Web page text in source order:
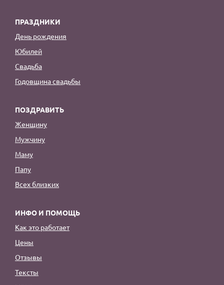
ПРАЗДНИКИ
День рождения
Юбилей
Свадьба
Годовщина свадьбы
ПОЗДРАВИТЬ
Женщину
Мужчину
Маму
Папу
Всех близких
ИНФО И ПОМОЩЬ
Как это работает
Цены
Отзывы
Тексты